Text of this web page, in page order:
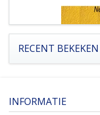
RECENT BEKEKEN
INFORMATIE